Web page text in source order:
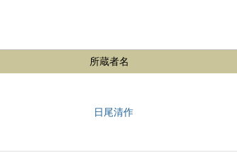
所蔵者名
日尾清作